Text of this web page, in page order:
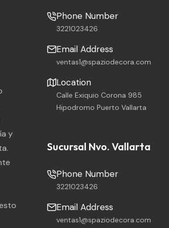
y
Phone Number
3221023426
Email Address
ventas1@spaziodecora.com
Location
Calle Exiquio Corona 985
Hipodromo Puerto Vallarta
Sucursal Nvo. Vallarta
Phone Number
3221023426
Email Address
ventas1@spaziodecora.com